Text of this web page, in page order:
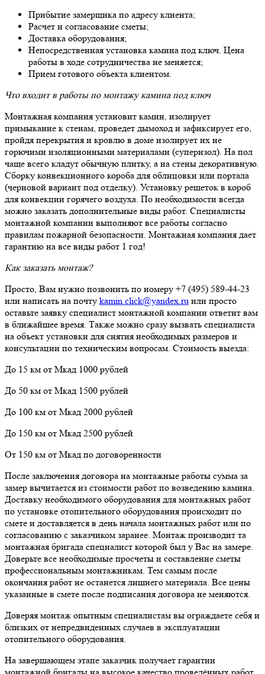
Прибытие замерщика по адресу клиента;
Расчет и согласование сметы;
Доставка оборудования;
Непосредственная установка камина под ключ. Цена
работы в ходе сотрудничества не меняется;
Прием готового объекта клиентом.
Что входит в работы по монтажу камина под ключ
Монтажная компания установит камин, изолирует
примыкание к стенам, проведет дымоход и зафиксирует его,
пройдя перекрытия и кровлю в доме изолирует их не
горючими изоляционными материалами (суперизол). На пол
чаще всего кладут обычную плитку, а на стены декоративную.
Сборку конвекционного короба для облицовки или портала
(черновой вариант под отделку). Установку решеток в короб
для конвекции горячего воздуха. По необходимости всегда
можно заказать дополнительные виды работ. Специалисты
монтажной компании выполняют все работы согласно
правилам пожарной безопасности. Монтажная компания дает
гарантию на все виды работ 1 год!
Как заказать монтаж?
Просто, Вам нужно позвонить по номеру +7 (495) 589-44-23
или написать на почту kamin.click@yandex.ru или просто
оставьте заявку специалист монтажной компании ответит вам
в ближайшее время. Также можно сразу вызвать специалиста
на объект установки для снятия необходимых размеров и
консультации по техническим вопросам. Стоимость выезда:
До 15 км от Мкад 1000 рублей
До 50 км от Мкад 1500 рублей
До 100 км от Мкад 2000 рублей
До 150 км от Мкад 2500 рублей
От 150 км от Мкад по договоренности
После заключения договора на монтажные работы сумма за
замер вычитается из стоимости работ по возведению камина.
Доставку необходимого оборудования для монтажных работ
по установке отопительного оборудования происходит по
смете и доставляется в день начала монтажных работ или по
согласованию с заказчиком заранее. Монтаж производит та
монтажная бригада специалист которой был у Вас на замере.
Доверьте все необходимые просчеты и составление сметы
профессиональным монтажникам. Тем самым после
окончания работ не останется лишнего материала. Все цены
указанные в смете после подписания договора не меняются.
Доверяя монтаж опытным специалистам вы ограждаете себя и
близких от непредвиденных случаев в эксплуатации
отопительного оборудования.
На завершающем этапе заказчик получает гарантии